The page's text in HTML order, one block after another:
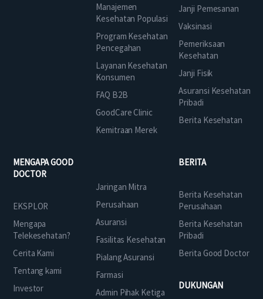
Manajemen
Kesehatan Populasi
Program Kesehatan
Pencegahan
Layanan Kesehatan
Konsumen
FAQ B2B
GoodCare Clinic
Kemitraan Merek
Janji Pemesanan
Vaksinasi
Pemeriksaan
Kesehatan
Janji Fisik
Asuransi Kesehatan
Pribadi
Berita Kesehatan
MENGAPA GOOD
DOCTOR
EKSPLOR
Mengapa
Telekesehatan?
Cerita Kami
Tentang kami
Investor
Jaringan Mitra
Perusahaan
Asuransi
Fasilitas Kesehatan
Pialang Asuransi
Farmasi
Admin Pihak Ketiga
BERITA
Berita Kesehatan
Perusahaan
Berita Kesehatan
Pribadi
Berita Good Doctor
DUKUNGAN